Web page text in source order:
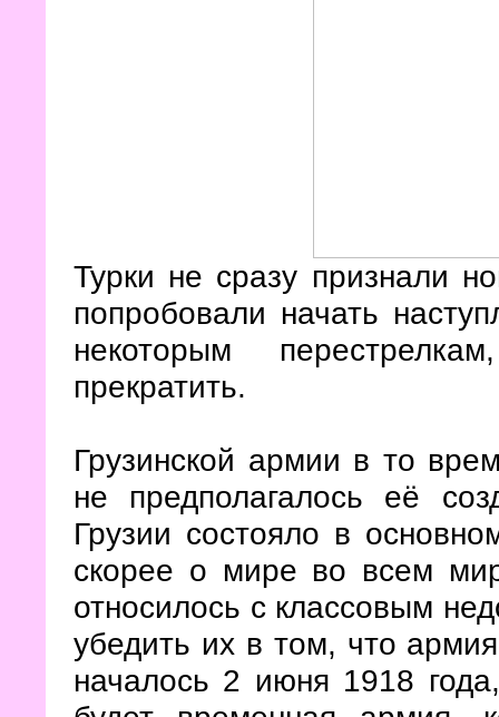
Турки не сразу признали
попробовали начать
некоторым
прекратить.
Грузинской армии в то
не предполагалось её
Грузии состояло в
скорее о мире во всем
относилось с классовым
убедить их в том, что
началось 2 июня 1918